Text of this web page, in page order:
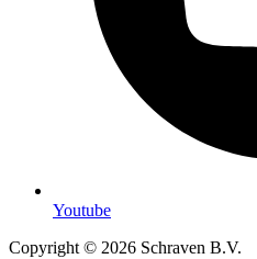
Youtube
Copyright © 2026 Schraven B.V.